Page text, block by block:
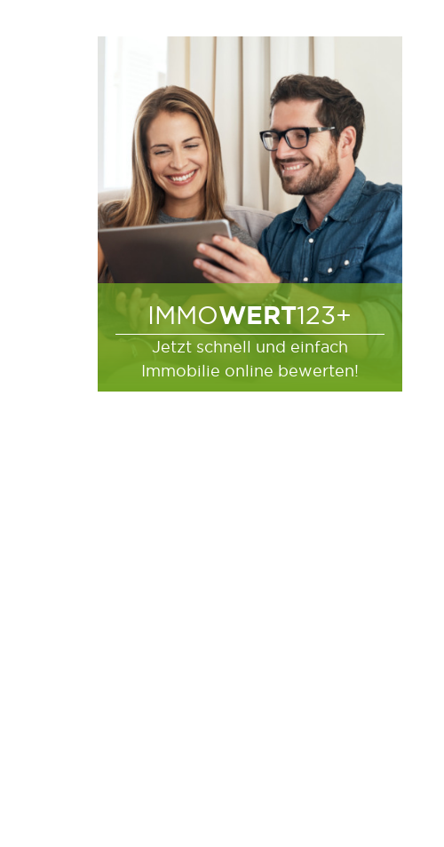
IMMOWERT123+
Jetzt schnell und einfach
Immobilie online bewerten!